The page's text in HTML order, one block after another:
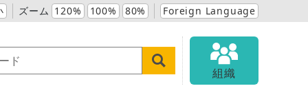
ズーム 120% 100% 80% Foreign Language
組織